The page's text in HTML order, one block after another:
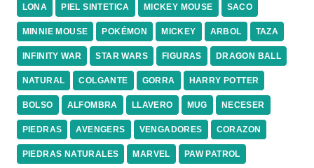
LONA PIEL SINTETICA MICKEY MOUSE SACO
MINNIE MOUSE POKÉMON MICKEY ARBOL TAZA
INFINITY WAR STAR WARS FIGURAS DRAGON BALL
NATURAL COLGANTE GORRA HARRY POTTER
BOLSO ALFOMBRA LLAVERO MUG NECESER
PIEDRAS AVENGERS VENGADORES CORAZON
PIEDRAS NATURALES MARVEL PAW PATROL